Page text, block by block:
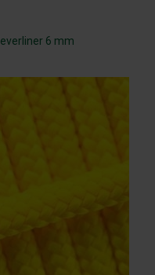
6 mm